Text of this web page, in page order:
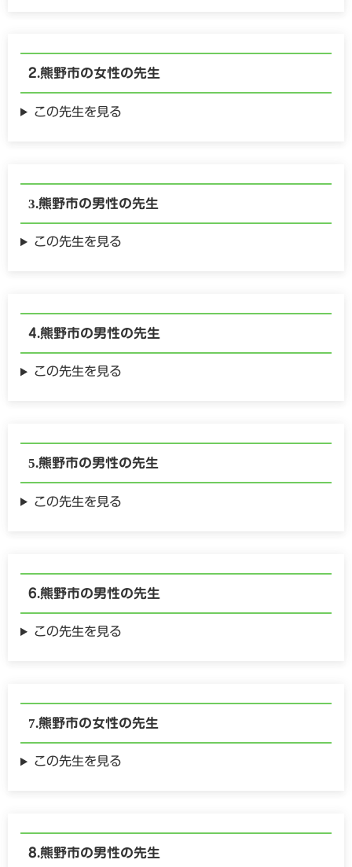
熊野市の女性の先生
この先生を見る
熊野市の男性の先生
この先生を見る
熊野市の男性の先生
この先生を見る
熊野市の男性の先生
この先生を見る
熊野市の男性の先生
この先生を見る
熊野市の女性の先生
この先生を見る
熊野市の男性の先生